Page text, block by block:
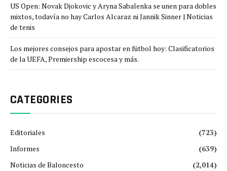
US Open: Novak Djokovic y Aryna Sabalenka se unen para dobles
mixtos, todavía no hay Carlos Alcaraz ni Jannik Sinner | Noticias
de tenis
Los mejores consejos para apostar en fútbol hoy: Clasificatorios
de la UEFA, Premiership escocesa y más.
CATEGORIES
Editoriales
(723)
Informes
(639)
Noticias de Baloncesto
(2,014)